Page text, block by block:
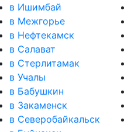
в Ишимбай
в Межгорье
в Нефтекамск
в Салават
в Стерлитамак
в Учалы
в Бабушкин
в Закаменск
в Северобайкальск